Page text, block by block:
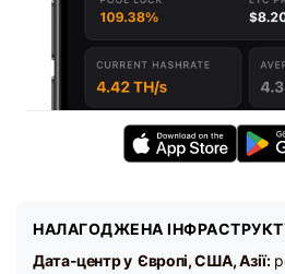
НАЛАГОДЖЕНА
Дата-центр у Європі, США, Азії: